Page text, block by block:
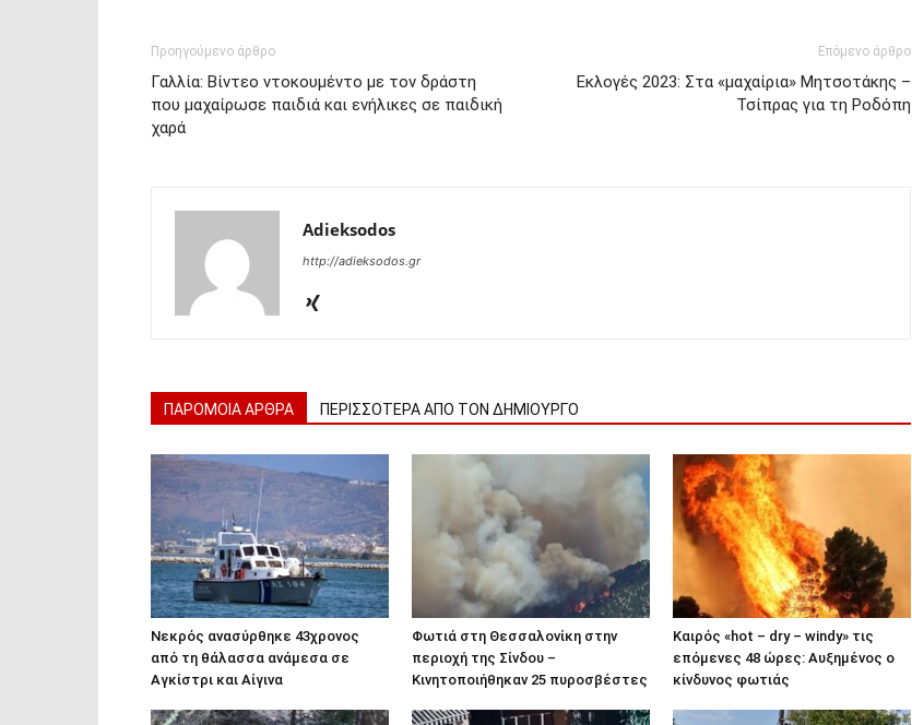
Προηγούμενο άρθρο
Γαλλία: Βίντεο ντοκουμέντο με τον δράστη
που μαχαίρωσε παιδιά και ενήλικες σε παιδική
χαρά
Επόμενο άρθρο
Εκλογές 2023: Στα «μαχαίρια» Μητσοτάκης –
Τσίπρας για τη Ροδόπη
Adieksodos
http://adieksodos.gr
ΠΑΡΟΜΟΙΑ ΑΡΘΡΑ ΠΕΡΙΣΣΟΤΕΡΑ ΑΠΟ ΤΟΝ ΔΗΜΙΟΥΡΓΟ
Νεκρός ανασύρθηκε 43χρονος
από τη θάλασσα ανάμεσα σε
Αγκίστρι και Αίγινα
Φωτιά στη Θεσσαλονίκη στην
περιοχή της Σίνδου –
Κινητοποιήθηκαν 25 πυροσβέστες
Καιρός «hot – dry – windy» τις
επόμενες 48 ώρες: Αυξημένος ο
κίνδυνος φωτιάς